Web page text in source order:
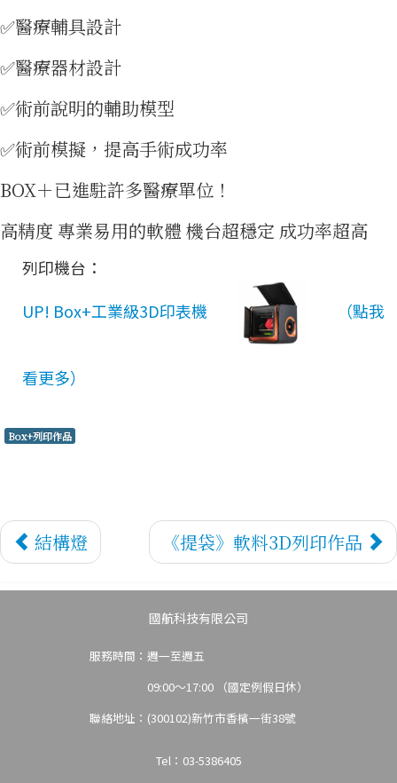
3D免費
試打樣
3D代客
列印
✅醫療輔具設計
✅醫療器材設計
✅術前說明的輔助模型
✅術前模擬，提高手術成功率
BOX＋已進駐許多醫療單位！
高精度 專業易用的軟體 機台超穩定 成功率超高
列印機台：
UP! Box+工業級3D印表機
Box+列印作品
結構燈 《提袋》軟料3D列印作品
國航科技有限公司
服務時間：週一至週五
09:00～17:00 （國定例假日休）
聯絡地址：(300102)新竹市香檳一街38號
Tel：03-5386405